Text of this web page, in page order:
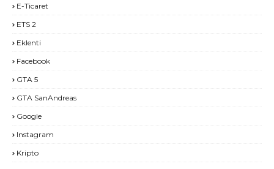
E-Ticaret
ETS 2
Eklenti
Facebook
GTA 5
GTA SanAndreas
Google
Instagram
Kripto